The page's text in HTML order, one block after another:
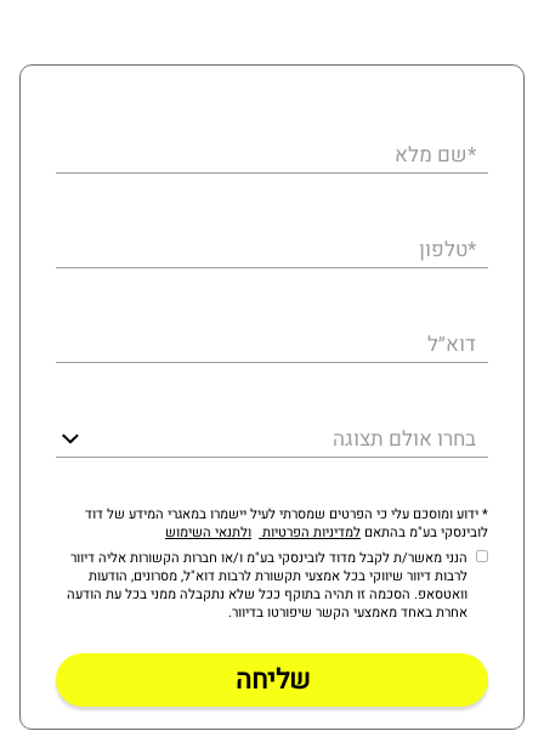
*שם מלא
*טלפון
דוא״ל
בחרו אולם תצוגה
* ידוע ומוסכם עלי כי הפרטים שמסרתי לעיל יישמרו במאגרי המידע של דוד
לובינסקי בע"מ בהתאםלמדיניות הפרטיות ולתנאי השימוש
הנני מאשר/ת לקבל מדוד לובינסקי בע"מ ו/או חברות הקשורות אליה דיוור
לרבות דיוור שיווקי בכל אמצעי תקשורת לרבות דוא"ל, מסרונים, הודעות
וואטסאפ. הסכמה זו תהיה בתוקף ככל שלא נתקבלה ממני בכל עת הודעה
אחרת באחד מאמצעי הקשר שיפורטו בדיוור.